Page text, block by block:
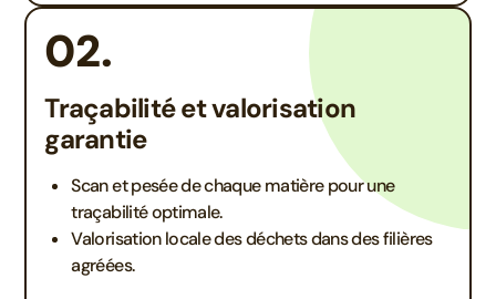
02.
Traçabilité et valorisation
garantie
Scan et pesée de chaque matière pour une
traçabilité optimale.
Valorisation locale des déchets dans des filières
agréées.